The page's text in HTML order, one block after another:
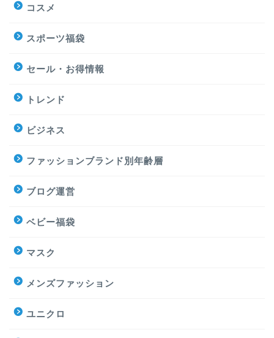
コスメ
スポーツ福袋
セール・お得情報
トレンド
ビジネス
ファッションブランド別年齢層
ブログ運営
ベビー福袋
マスク
メンズファッション
ユニクロ